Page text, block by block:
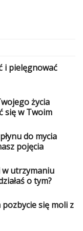
i pielęgnować
życia
się w Twoim
do mycia
pojęcia
w utrzymaniu
o tym?
się moli z